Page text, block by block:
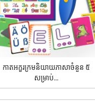
កាតអក្ខរក្រមនិយាយភាសាចំនួន ៥
សម្រាប់...